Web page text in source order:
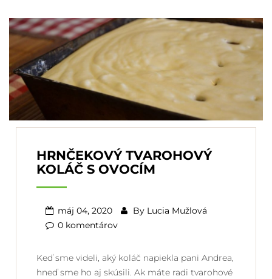
HRNČEKOVÝ TVAROHOVÝ
KOLÁČ S OVOCÍM
máj 04, 2020 By Lucia Mužlová
0 komentárov
Keď sme videli, aký koláč napiekla pani Andrea,
hneď sme ho aj skúsili. Ak máte radi tvarohové